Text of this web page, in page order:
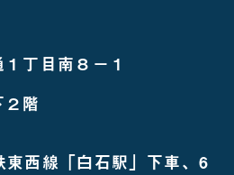
丁目南８－１
階
東西線「白石駅」下車、6